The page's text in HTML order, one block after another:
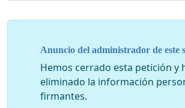
Anuncio del administrador de este
Hemos cerrado esta petición y
eliminado la información
firmantes.